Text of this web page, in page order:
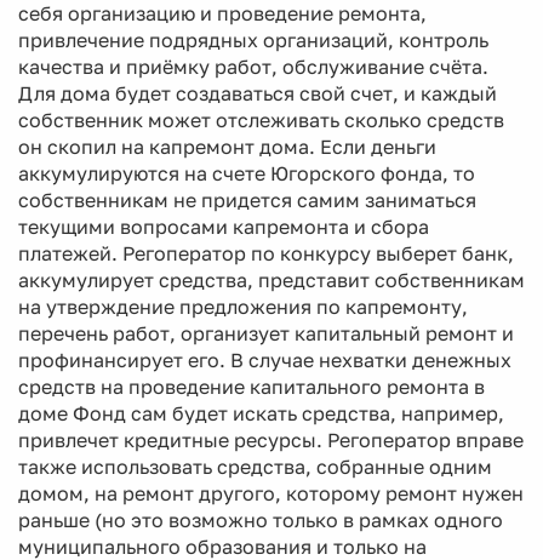
себя организацию и проведение ремонта,
привлечение подрядных организаций, контроль
качества и приёмку работ, обслуживание счёта.
Для дома будет создаваться свой счет, и каждый
собственник может отслеживать сколько средств
он скопил на капремонт дома. Если деньги
аккумулируются на счете Югорского фонда, то
собственникам не придется самим заниматься
текущими вопросами капремонта и сбора
платежей. Регоператор по конкурсу выберет банк,
аккумулирует средства, представит собственникам
на утверждение предложения по капремонту,
перечень работ, организует капитальный ремонт и
профинансирует его. В случае нехватки денежных
средств на проведение капитального ремонта в
доме Фонд сам будет искать средства, например,
привлечет кредитные ресурсы. Регоператор вправе
также использовать средства, собранные одним
домом, на ремонт другого, которому ремонт нужен
раньше (но это возможно только в рамках одного
муниципального образования и только на